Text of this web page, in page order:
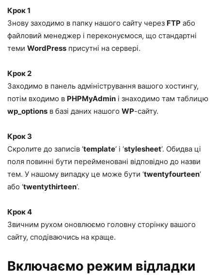
Крок 1
Знову заходимо в папку нашого сайту через FTP або
файловий менеджер і переконуємося, що стандартні
теми WordPress присутні на сервері.
Крок 2
Заходимо в панель адміністрування вашого хостингу,
потім входимо в PHPMyAdmin і знаходимо там таблицю
wp_options в базі даних нашого WP-сайту.
Крок 3
Скролите до записів ‘template‘ і ‘stylesheet‘. Обидва ці
поля повинні бути перейменовані відповідно до назви
тем. У нашому випадку це може бути ‘twentyfourteen‘
або ‘twentythirteen‘.
Крок 4
Звичним рухом оновлюємо головну сторінку вашого
сайту, сподіваючись на краще.
Включаємо режим відладки